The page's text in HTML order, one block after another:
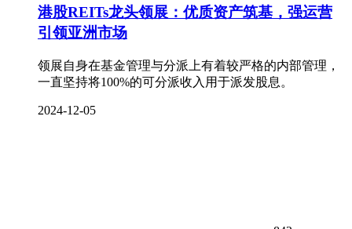
港股REITs龙头领展：优质资产筑基，强运营
引领亚洲市场
领展自身在基金管理与分派上有着较严格的内部管理，
一直坚持将100%的可分派收入用于派发股息。
2024-12-05